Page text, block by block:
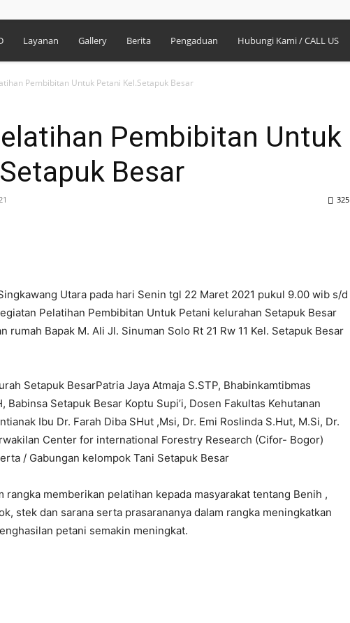
Layanan Gallery Berita Pengaduan Hubungi Kami / CALL US
Pembibitan Untuk Petani Kel.Setapuk Besar
Pembibitan Untuk
Besar
325
Utara pada hari Senin tgl 22 Maret 2021 pukul 9.00 wib s/d
Pelatihan Pembibitan Untuk Petani kelurahan Setapuk Besar
rumah Bapak M. Ali Jl. Sinuman Solo Rt 21 Rw 11 Kel. Setapuk Besar
Setapuk BesarPatria Jaya Atmaja S.STP, Bhabinkamtibmas
Babinsa Setapuk Besar Koptu Supi’i, Dosen Fakultas Kehutanan
Ibu Dr. Farah Diba SHut ,Msi, Dr. Emi Roslinda S.Hut, M.Si, Dr.
Center for international Forestry Research (Cifor- Bogor)
/ Gabungan kelompok Tani Setapuk Besar
rangka memberikan pelatihan kepada masyarakat tentang Benih ,
stek dan sarana serta prasarananya dalam rangka meningkatkan
petani semakin meningkat.